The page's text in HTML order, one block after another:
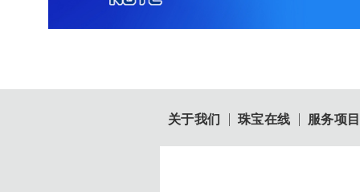
关于我们 珠宝在线 服务项目